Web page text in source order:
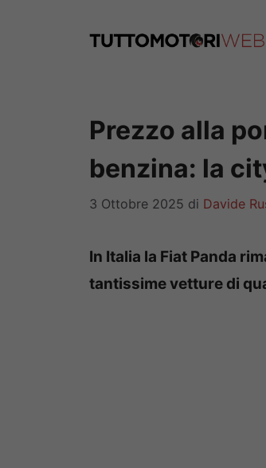
Prezzo alla
benzina: la
3 Ottobre 2025 di Davide
In Italia la Fiat Panda
tantissime vetture di